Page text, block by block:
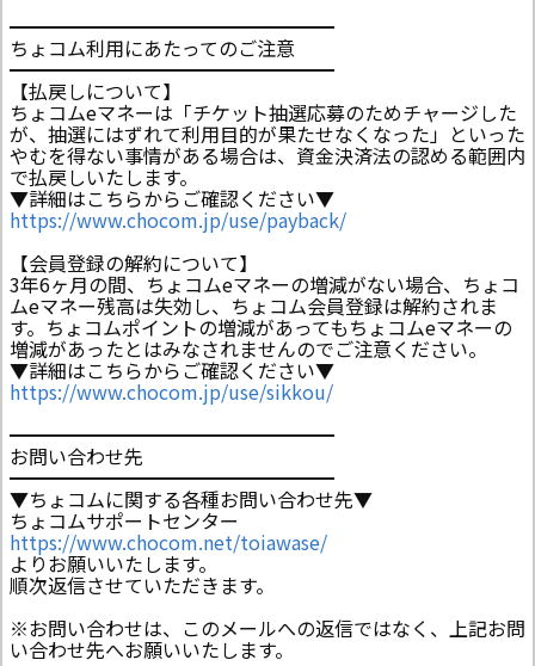
━━━━━━━━━━━━━━━━━
ちょコム利用にあたってのご注意
━━━━━━━━━━━━━━━━━
【払戻しについて】
ちょコムeマネーは「チケット抽選応募のためチャージした
が、抽選にはずれて利用目的が果たせなくなった」といった
やむを得ない事情がある場合は、資金決済法の認める範囲内
で払戻しいたします。
▼詳細はこちらからご確認ください▼
https://www.chocom.jp/use/payback/
【会員登録の解約について】
3年6ヶ月の間、ちょコムeマネーの増減がない場合、ちょコ
ムeマネー残高は失効し、ちょコム会員登録は解約されま
す。ちょコムポイントの増減があってもちょコムeマネーの
増減があったとはみなされませんのでご注意ください。
▼詳細はこちらからご確認ください▼
https://www.chocom.jp/use/sikkou/
━━━━━━━━━━━━━━━━━
お問い合わせ先
━━━━━━━━━━━━━━━━━
▼ちょコムに関する各種お問い合わせ先▼
ちょコムサポートセンター
https://www.chocom.net/toiawase/
よりお願いいたします。
順次返信させていただきます。
※お問い合わせは、このメールへの返信ではなく、上記お問
い合わせ先へお願いいたします。